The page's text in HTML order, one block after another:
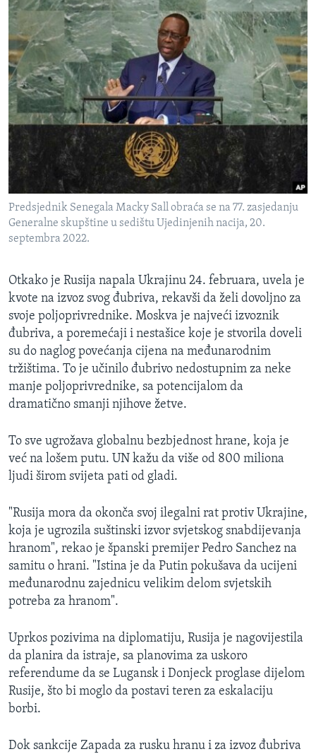
Predsjednik Senegala Macky Sall obraća se na 77. zasjedanju
Generalne skupštine u sedištu Ujedinjenih nacija, 20.
septembra 2022.
Otkako je Rusija napala Ukrajinu 24. februara, uvela je
kvote na izvoz svog đubriva, rekavši da želi dovoljno za
svoje poljoprivrednike. Moskva je najveći izvoznik
đubriva, a poremećaji i nestašice koje je stvorila doveli
su do naglog povećanja cijena na međunarodnim
tržištima. To je učinilo đubrivo nedostupnim za neke
manje poljoprivrednike, sa potencijalom da
dramatično smanji njihove žetve.
To sve ugrožava globalnu bezbjednost hrane, koja je
već na lošem putu. UN kažu da više od 800 miliona
ljudi širom svijeta pati od gladi.
"Rusija mora da okonča svoj ilegalni rat protiv Ukrajine,
koja je ugrozila suštinski izvor svjetskog snabdijevanja
hranom", rekao je španski premijer Pedro Sanchez na
samitu o hrani. "Istina je da Putin pokušava da ucijeni
međunarodnu zajednicu velikim delom svjetskih
potreba za hranom".
Uprkos pozivima na diplomatiju, Rusija je nagovijestila
da planira da istraje, sa planovima za uskoro
referendume da se Lugansk i Donjeck proglase dijelom
Rusije, što bi moglo da postavi teren za eskalaciju
borbi.
Dok sankcije Zapada za rusku hranu i za izvoz đubriva